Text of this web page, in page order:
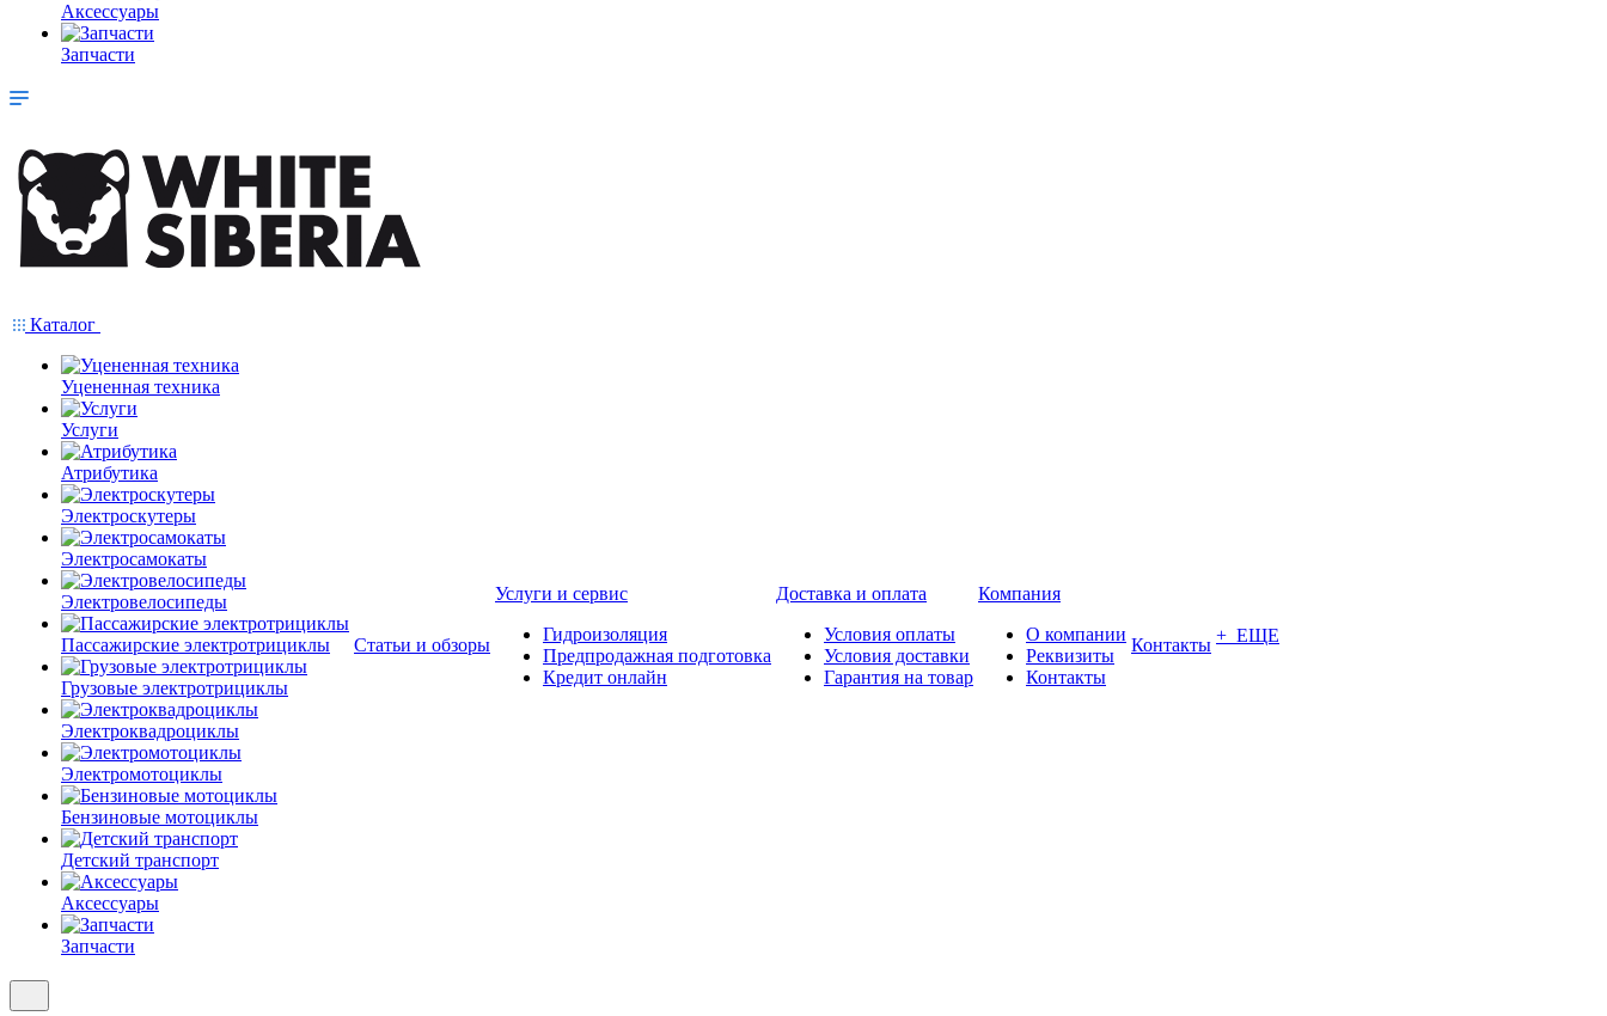
Аксессуары
Запчасти
Каталог
Уцененная техника
Услуги
Атрибутика
Электроскутеры
Электросамокаты
Электровелосипеды
Пассажирские электротрициклы
Грузовые электротрициклы
Электроквадроциклы
Электромотоциклы
Бензиновые мотоциклы
Детский транспорт
Аксессуары
Запчасти
Статьи и обзоры
Услуги и сервис
Гидроизоляция
Предпродажная подготовка
Кредит онлайн
Доставка и оплата
Условия оплаты
Условия доставки
Гарантия на товар
Компания
О компании
Реквизиты
Контакты
Контакты + ЕЩЕ